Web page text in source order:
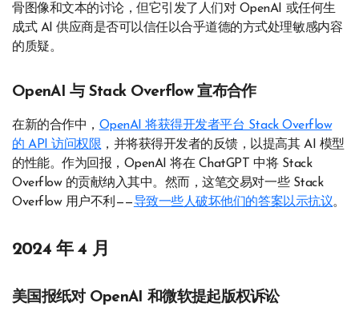
骨图像和文本的讨论，但它引发了人们对 OpenAI 或任何生
成式 AI 供应商是否可以信任以合乎道德的方式处理敏感内容
的质疑。
OpenAI 与 Stack Overflow 宣布合作
在新的合作中， OpenAI 将获得开发者平台 Stack Overflow
的 API 访问权限 ，并将获得开发者的反馈，以提高其 AI 模型
的性能。作为回报，OpenAI 将在 ChatGPT 中将 Stack
Overflow 的贡献纳入其中。然而，这笔交易对一些 Stack
Overflow 用户不利——导致一些人破坏他们的答案以示抗议。
2024 年 4 月
美国报纸对 OpenAI 和微软提起版权诉讼